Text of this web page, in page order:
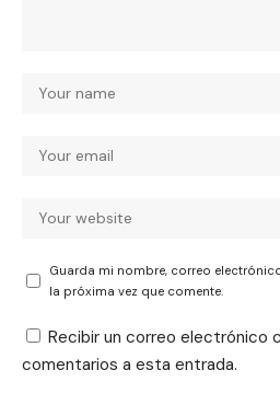
Guarda mi nombre, correo
la próxima vez que comente.
Recibir un correo electrónico
comentarios a esta entrada.